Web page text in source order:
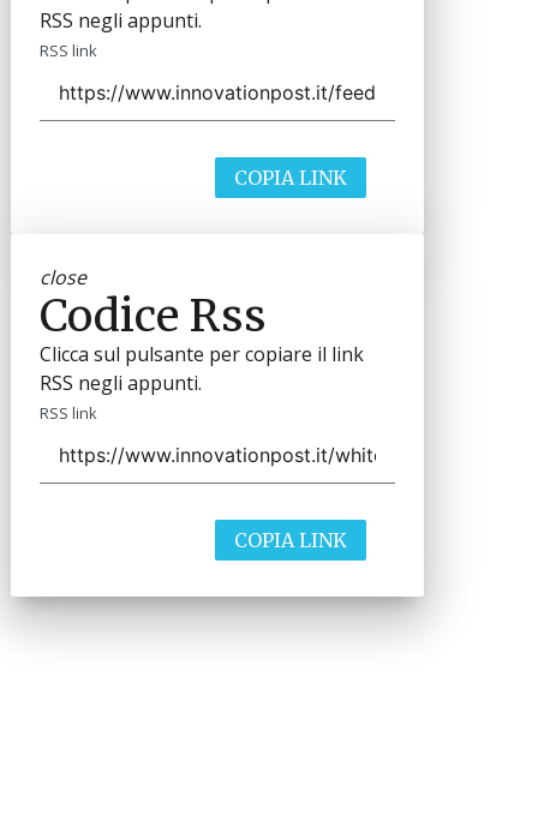
RSS negli appunti.
RSS link
COPIA LINK
close
Codice Rss
Clicca sul pulsante per copiare il link
RSS negli appunti.
RSS link
COPIA LINK